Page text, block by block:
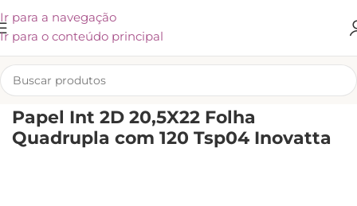
Ir para a navegação
Ir para o conteúdo principal
INÍCIO/KLIVEX
Papel Int 2D 20,5X22 Folha
Quadrupla com 120 Tsp04 Inovatta